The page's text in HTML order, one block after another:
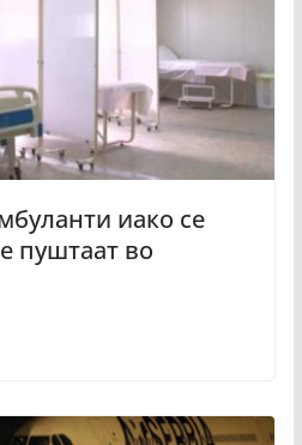
иако се
пуштаат во